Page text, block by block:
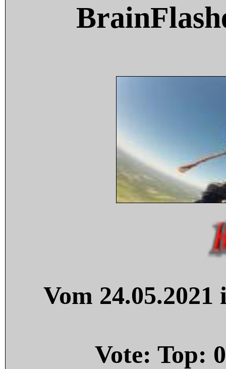
Vom
Vote: Top: 0